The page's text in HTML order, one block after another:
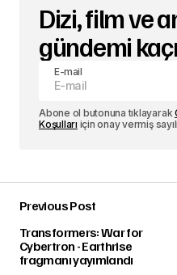
Dizi, film ve
gündemi
E-mail
Abone ol butonuna tıklayarak
Koşulları için onay vermiş
Previous Post
Transformers: War for
Cybertron - Earthrise
fragmanı yayımlandı